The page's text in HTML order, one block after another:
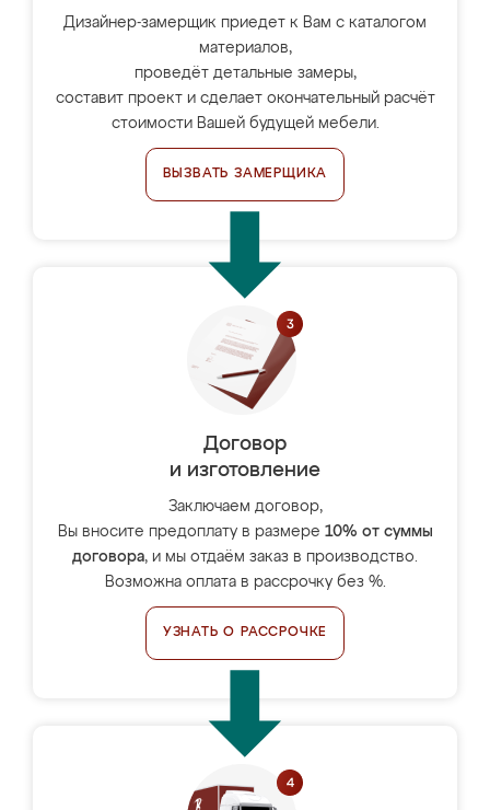
Дизайнер-замерщик приедет к Вам с каталогом
материалов,
проведёт детальные замеры,
составит проект и сделает окончательный расчёт
стоимости Вашей будущей мебели.
ВЫЗВАТЬ ЗАМЕРЩИКА
Договор
и изготовление
Заключаем договор,
Вы вносите предоплату в размере 10% от суммы
договора, и мы отдаём заказ в производство.
Возможна оплата в рассрочку без %.
УЗНАТЬ О РАССРОЧКЕ